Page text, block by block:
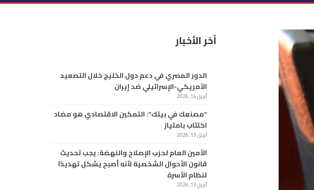
آخر الأخبار
الدور المصري في دعم دول الخليج خلال التصعيد
الأمريكي-الإسرائيلي ضد إيران
أبريل 14, 2026
“مصنعك في بيتك”: التمكين الاقتصادي هو مضاد
اكتئاب بامتياز
أبريل 13, 2026
الأمين العام لحزب الإصلاح والنهضة: يجب تحديث
قانون الأحوال الشخصية لأنه أصبح يشكل تهديدًا
لنظام الأسرة
أبريل 13, 2026